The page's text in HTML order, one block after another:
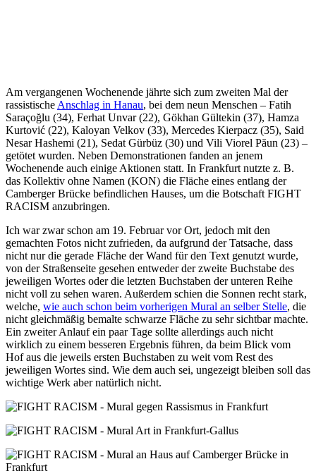
Am vergangenen Wochenende jährte sich zum zweiten Mal der
rassistische Anschlag in Hanau, bei dem neun Menschen – Fatih
Saraçoğlu (34), Ferhat Unvar (22), Gökhan Gültekin (37), Hamza
Kurtović (22), Kaloyan Velkov (33), Mercedes Kierpacz (35), Said
Nesar Hashemi (21), Sedat Gürbüz (30) und Vili Viorel Păun (23) –
getötet wurden. Neben Demonstrationen fanden an jenem
Wochenende auch einige Aktionen statt. In Frankfurt nutzte z. B.
das Kollektiv ohne Namen (KON) die Fläche eines entlang der
Camberger Brücke befindlichen Hauses, um die Botschaft FIGHT
RACISM anzubringen.
Ich war zwar schon am 19. Februar vor Ort, jedoch mit den
gemachten Fotos nicht zufrieden, da aufgrund der Tatsache, dass
nicht nur die gerade Fläche der Wand für den Text genutzt wurde,
von der Straßenseite gesehen entweder der zweite Buchstabe des
jeweiligen Wortes oder die letzten Buchstaben der unteren Reihe
nicht voll zu sehen waren. Außerdem schien die Sonnen recht stark,
welche, wie auch schon beim vorherigen Mural an selber Stelle, die
nicht gleichmäßig bemalte schwarze Fläche zu sehr sichtbar machte.
Ein zweiter Anlauf ein paar Tage sollte allerdings auch nicht
wirklich zu einem besseren Ergebnis führen, da beim Blick vom
Hof aus die jeweils ersten Buchstaben zu weit vom Rest des
jeweiligen Wortes sind. Wie dem auch sei, ungezeigt bleiben soll das
wichtige Werk aber natürlich nicht.